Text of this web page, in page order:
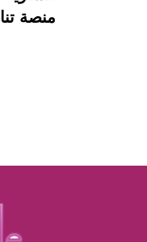
منصة